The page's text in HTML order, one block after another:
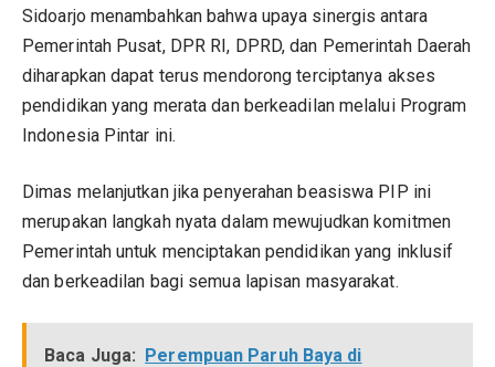
Sidoarjo menambahkan bahwa upaya sinergis antara
Pemerintah Pusat, DPR RI, DPRD, dan Pemerintah Daerah
diharapkan dapat terus mendorong terciptanya akses
pendidikan yang merata dan berkeadilan melalui Program
Indonesia Pintar ini.
Dimas melanjutkan jika penyerahan beasiswa PIP ini
merupakan langkah nyata dalam mewujudkan komitmen
Pemerintah untuk menciptakan pendidikan yang inklusif
dan berkeadilan bagi semua lapisan masyarakat.
Baca Juga: Perempuan Paruh Baya di